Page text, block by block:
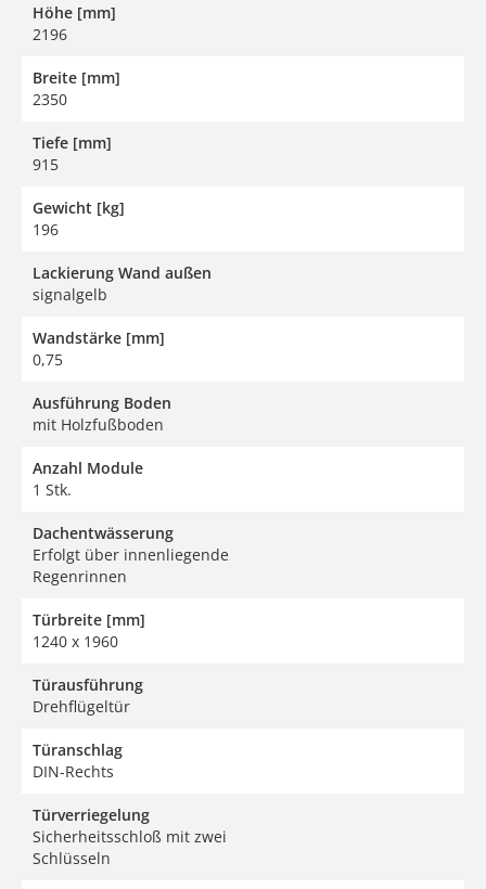
Höhe [mm]
2196
Breite [mm]
2350
Tiefe [mm]
915
Gewicht [kg]
196
Lackierung Wand außen
signalgelb
Wandstärke [mm]
0,75
Ausführung Boden
mit Holzfußboden
Anzahl Module
1 Stk.
Dachentwässerung
Erfolgt über innenliegende
Regenrinnen
Türbreite [mm]
1240 x 1960
Türausführung
Drehflügeltür
Türanschlag
DIN-Rechts
Türverriegelung
Sicherheitsschloß mit zwei
Schlüsseln